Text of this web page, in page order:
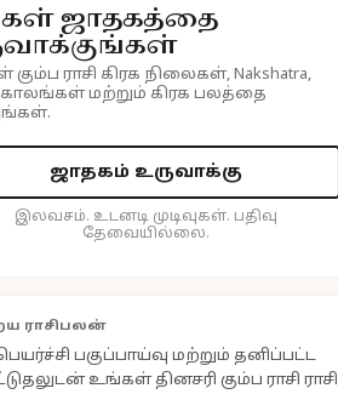
ஜாதகத்தை
ராசி கிரக நிலைகள், Nakshatra,
காலங்கள் மற்றும் கிரக பலத்தை
ஜாதகம் உருவாக்கு
இலவசம். உடனடி முடிவுகள். பதிவு
தேவையில்லை.
ராசிபலன்
பகுப்பாய்வு மற்றும் தனிப்பட்ட
உங்கள் தினசரி கும்ப ராசி ராசி